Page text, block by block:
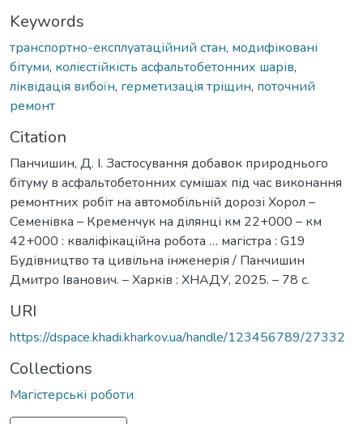
Keywords
транспортно-експлуатаційний стан, модифіковані
бітуми, колієстійкість асфальтобетонних шарів,
ліквідація вибоїн, герметизація тріщин, поточний
ремонт
Citation
Панчишин, Д. І. Застосування добавок природнього
бітуму в асфальтобетонних сумішах під час виконання
ремонтних робіт на автомобільній дорозі Хорол –
Семенівка – Кременчук на ділянці км 22+000 – км
42+000 : кваліфікаційна робота … магістра : G19
Будівництво та цивільна інженерія / Панчишин
Дмитро Іванович. – Харків : ХНАДУ, 2025. – 78 с.
URI
https://dspace.khadi.kharkov.ua/handle/123456789/27332
Collections
Магістерські роботи